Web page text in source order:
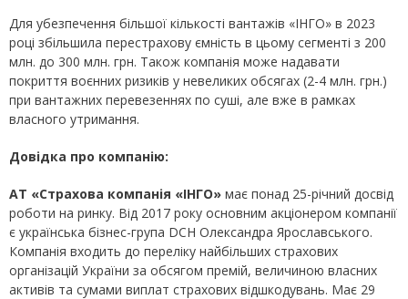
Для убезпечення більшої кількості вантажів «ІНГО» в 2023
році збільшила перестрахову ємність в цьому сегменті з 200
млн. до 300 млн. грн. Також компанія може надавати
покриття воєнних ризиків у невеликих обсягах (2-4 млн. грн.)
при вантажних перевезеннях по суші, але вже в рамках
власного утримання.
Довідка про компанію:
АТ «Страхова компанія «ІНГО» має понад 25-річний досвід
роботи на ринку. Від 2017 року основним акціонером компанії
є українська бізнес-група DCH Олександра Ярославського.
Компанія входить до переліку найбільших страхових
організацій України за обсягом премій, величиною власних
активів та сумами виплат страхових відшкодувань. Має 29